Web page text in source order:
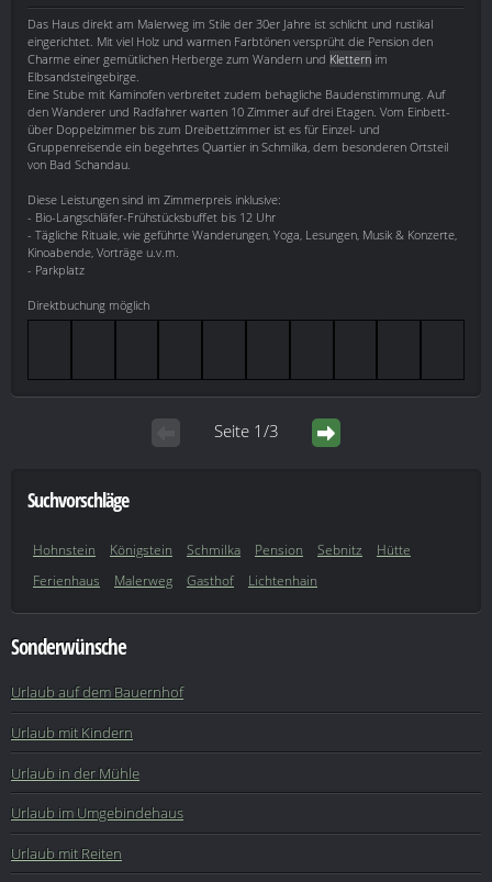
Das Haus direkt am Malerweg im Stile der 30er Jahre ist schlicht und rustikal
eingerichtet. Mit viel Holz und warmen Farbtönen versprüht die Pension den
Charme einer gemütlichen Herberge zum Wandern und Klettern im
Elbsandsteingebirge.
Eine Stube mit Kaminofen verbreitet zudem behagliche Baudenstimmung. Auf
den Wanderer und Radfahrer warten 10 Zimmer auf drei Etagen. Vom Einbett-
über Doppelzimmer bis zum Dreibettzimmer ist es für Einzel- und
Gruppenreisende ein begehrtes Quartier in Schmilka, dem besonderen Ortsteil
von Bad Schandau.
Diese Leistungen sind im Zimmerpreis inklusive:
- Bio-Langschläfer-Frühstücksbuffet bis 12 Uhr
- Tägliche Rituale, wie geführte Wanderungen, Yoga, Lesungen, Musik & Konzerte,
Kinoabende, Vorträge u.v.m.
- Parkplatz
Direktbuchung möglich
Seite 1/3
Suchvorschläge
Hohnstein Königstein Schmilka Pension Sebnitz
Hütte
Ferienhaus
Malerweg Gasthof Lichtenhain
Sonderwünsche
Urlaub auf dem Bauernhof
Urlaub mit Kindern
Urlaub in der Mühle
Urlaub im Umgebindehaus
Urlaub mit Reiten